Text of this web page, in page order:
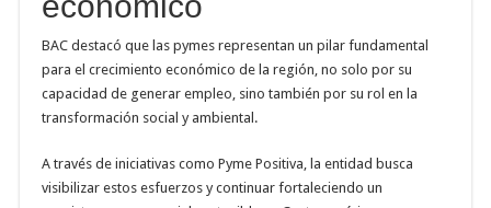
BAC destacó que las pymes representan un pilar fundamental
para el crecimiento económico de la región, no solo por su
capacidad de generar empleo, sino también por su rol en la
transformación social y ambiental.
A través de iniciativas como Pyme Positiva, la entidad busca
visibilizar estos esfuerzos y continuar fortaleciendo un